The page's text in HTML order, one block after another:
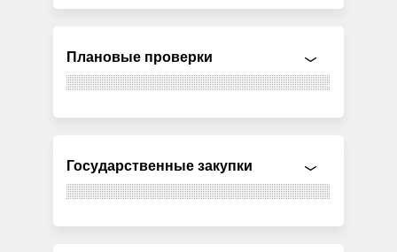
Плановые проверки
Государственные закупки